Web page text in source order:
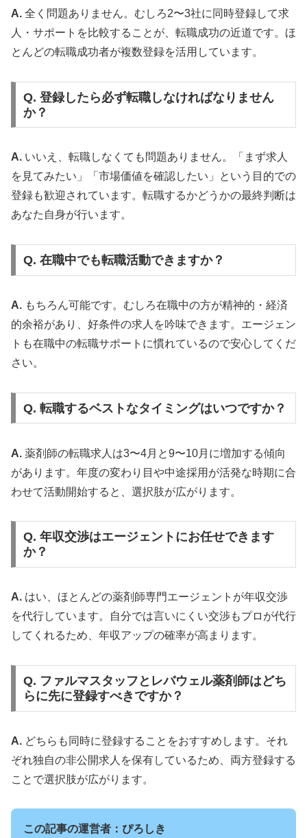
A. 全く問題ありません。むしろ2〜3社に同時登録して求
人・サポートを比較することが、転職成功の近道です。ほ
とんどの転職成功者が複数登録を活用しています。
Q. 登録したら必ず転職しなければなりません
か？
A. いいえ、転職しなくても問題ありません。「まず求人
を見てみたい」「市場価値を確認したい」という目的での
登録も歓迎されています。転職するかどうかの最終判断は
あなた自身が行います。
Q. 在職中でも転職活動できますか？
A. もちろん可能です。むしろ在職中の方が精神的・経済
的余裕があり、好条件の求人を吟味できます。エージェン
トも在職中の転職サポートに慣れているので安心してくだ
さい。
Q. 転職するベストなタイミングはいつですか？
A. 薬剤師の転職求人は3〜4月と9〜10月に増加する傾向
があります。年度の変わり目や中途採用が活発な時期に合
わせて活動開始すると、選択肢が広がります。
Q. 年収交渉はエージェントにお任せできます
か？
A. はい、ほとんどの薬剤師専門エージェントが年収交渉
を代行しています。自分では言いにくい交渉もプロが代行
してくれるため、年収アップの確率が高まります。
Q. ファルマスタッフとレバウェル薬剤師はどち
らに先に登録すべきですか？
A. どちらも同時に登録することをおすすめします。それ
ぞれ独自の非公開求人を保有しているため、両方登録する
ことで選択肢が広がります。
この記事の運営者：ぴろしき